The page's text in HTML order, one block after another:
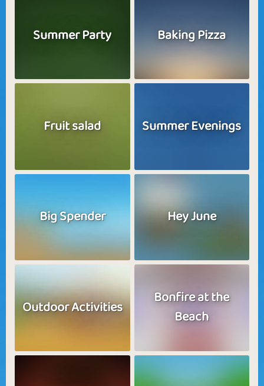
Summer Party Baking Pizza
Fruit salad Summer Evenings
Big Spender Hey June
Outdoor Activities
Bonfire at the
Beach